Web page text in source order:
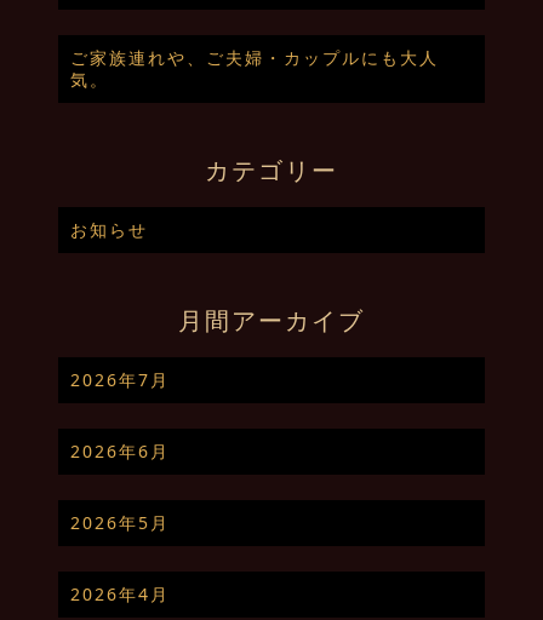
ご家族連れや、ご夫婦・カップルにも大人
気。
カテゴリー
お知らせ
月間アーカイブ
2026年7月
2026年6月
2026年5月
2026年4月